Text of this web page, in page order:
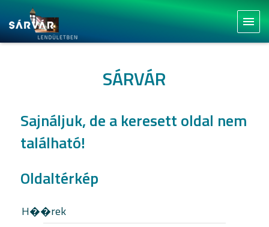
menu
SÁRVÁR
Sajnáljuk, de a keresett oldal nem
található!
Oldaltérkép
H��rek